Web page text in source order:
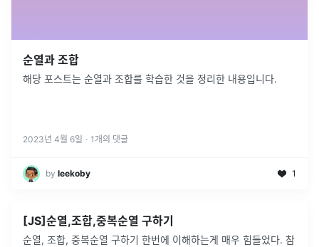
순열과 조합
해당 포스트는 순열과 조합를 학습한 것을 정리한 내용입니다.
2023년 4월 6일 · 1 개의 댓글
by leekoby 1
[JS]순열,조합,중복순열 구하기
순열, 조합, 중복순열 구하기 한번에 이해하는게 매우 힘들었다. 참